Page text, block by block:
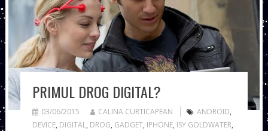
PRIMUL DROG DIGITAL?
03/06/2015 CALINA CURTICAPEAN ANDROID,
DEVICE, DIGITAL, DROG, GADGET, IPHONE, ISY GOLDWATER,